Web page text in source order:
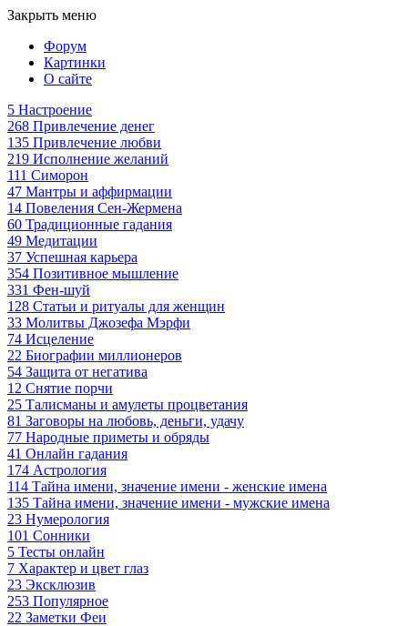
Закрыть меню
Форум
Картинки
О сайте
5 Настроение
268 Привлечение денег
135 Привлечение любви
219 Исполнение желаний
111 Симорон
47 Мантры и аффирмации
14 Повеления Сен-Жермена
60 Традиционные гадания
49 Медитации
37 Успешная карьера
354 Позитивное мышление
331 Фен-шуй
128 Статьи и ритуалы для женщин
33 Молитвы Джозефа Мэрфи
74 Исцеление
22 Биографии миллионеров
54 Защита от негатива
12 Снятие порчи
25 Талисманы и амулеты процветания
81 Заговоры на любовь, деньги, удачу
77 Народные приметы и обряды
41 Онлайн гадания
174 Астрология
114 Тайна имени, значение имени - женские имена
135 Тайна имени, значение имени - мужские имена
23 Нумерология
101 Сонники
5 Тесты онлайн
7 Характер и цвет глаз
23 Эксклюзив
253 Популярное
22 Заметки Феи